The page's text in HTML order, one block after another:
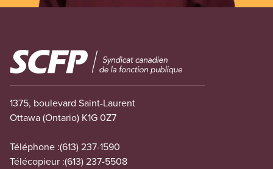
Image
1375, boulevard Saint-Laurent
Ottawa (Ontario) K1G 0Z7
Téléphone :(613) 237-1590
Télécopieur :(613) 237-5508